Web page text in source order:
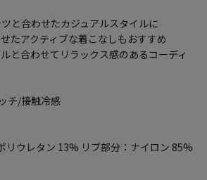
と合わせたカジュアルスタイルに
たアクティブな着こなしもおすすめ
と合わせてリラックス感のあるコーディ
チ/接触冷感
リウレタン 13% リブ部分：ナイロン 85%